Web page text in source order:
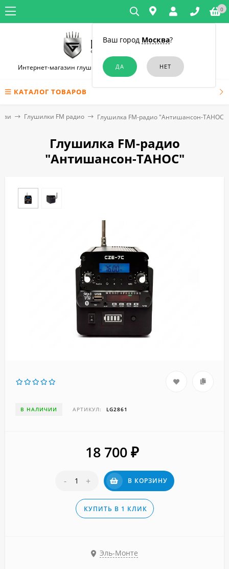
Ваш город Москва?
0
Интернет-магазин глушилок связи и диктофонов в Краснодаре
КАТАЛОГ ТОВАРОВ
Глушилки FM радио Глушилка FM-радио "Антишансон-ТАНОС"
Глушилка FM-радио
"Антишансон-ТАНОС"
В НАЛИЧИИ АРТИКУЛ: LG2861
18 700 ₽
- + В КОРЗИНУ
КУПИТЬ В 1 КЛИК
Эль-Монте